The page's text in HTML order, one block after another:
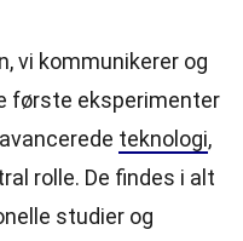
vi kommunikerer og
første eksperimenter
teknologi,
rolle. De findes i alt
studier og